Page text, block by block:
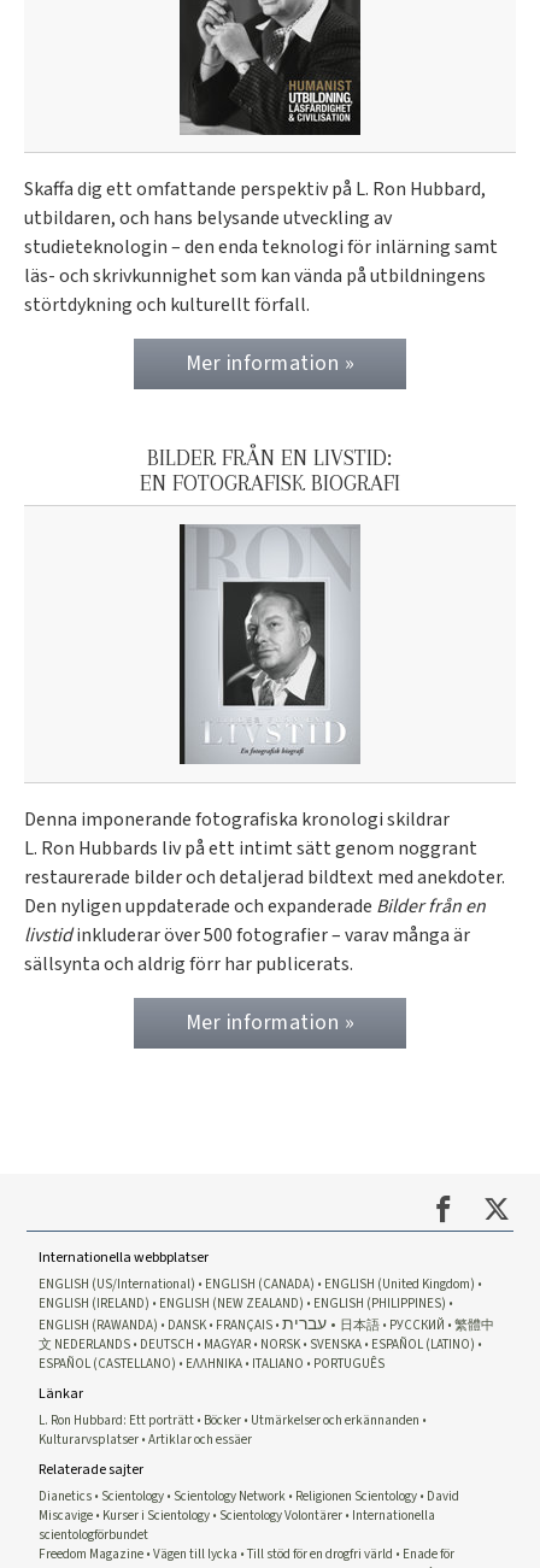
Skaffa dig ett omfattande perspektiv på L. Ron Hubbard,
utbildaren, och hans belysande utveckling av
studieteknologin – den enda teknologi för inlärning samt
läs- och skrivkunnighet som kan vända på utbildningens
störtdykning och kulturellt förfall.
Mer information »
BILDER FRÅN EN LIVSTID:
EN FOTOGRAFISK BIOGRAFI
Denna imponerande fotografiska kronologi skildrar
L. Ron Hubbards liv på ett intimt sätt genom noggrant
restaurerade bilder och detaljerad bildtext med anekdoter.
Den nyligen uppdaterade och expanderade Bilder från en
livstidinkluderar över 500 fotografier – varav många är
sällsynta och aldrig förr har publicerats.
Mer information »
Internationella webbplatser
ENGLISH (US/International) ENGLISH (CANADA)
ENGLISH (United Kingdom)
ENGLISH (IRELAND)
ENGLISH (NEW ZEALAND)
ENGLISH (PHILIPPINES)
ENGLISH (RAWANDA)
DANSK FRANÇAIS עברית 日本語 РУССКИЙ
繁體中
文 NEDERLANDS DEUTSCH MAGYAR NORSK SVENSKA ESPAÑOL (LATINO)
ESPAÑOL (CASTELLANO)
ΕΛΛΗΝΙΚA ITALIANO PORTUGUÊS
Länkar
L. Ron Hubbard: Ett porträtt Böcker Utmärkelser och erkännanden
Kulturarvsplatser Artiklar och essäer
Relaterade sajter
Dianetics Scientology Scientology Network Religionen Scientology David
Miscavige Kurser i Scientology Scientology Volontärer Internationella
scientologförbundet
Freedom Magazine Vägen till lycka Till stöd för en drogfri värld
Enade för